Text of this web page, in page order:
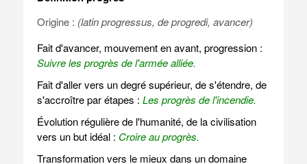
Origine : (latin progressus, de progredi, avancer)
Fait d'avancer, mouvement en avant, progression :
Suivre les progrès de l'armée alliée.
Fait d'aller vers un degré supérieur, de s'étendre, de
s'accroître par étapes : Les progrès de l'incendie.
Évolution régulière de l'humanité, de la civilisation
vers un but idéal : Croire au progrès.
Transformation vers le mieux dans un domaine